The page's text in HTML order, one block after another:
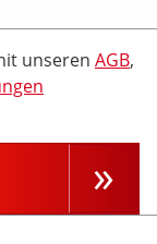
unseren AGB,